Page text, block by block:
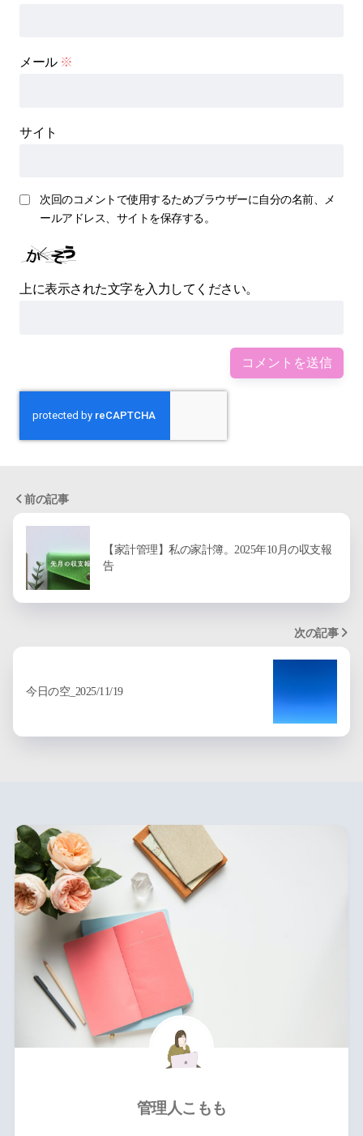
メール ※
サイト
次回のコメントで使用するためブラウザーに自分の名前、メ
ールアドレス、サイトを保存する。
上に表示された文字を入力してください。
前の記事
【家計管理】私の家計簿。2025年10月の収支報
告
次の記事
今日の空_2025/11/19
管理人こもも